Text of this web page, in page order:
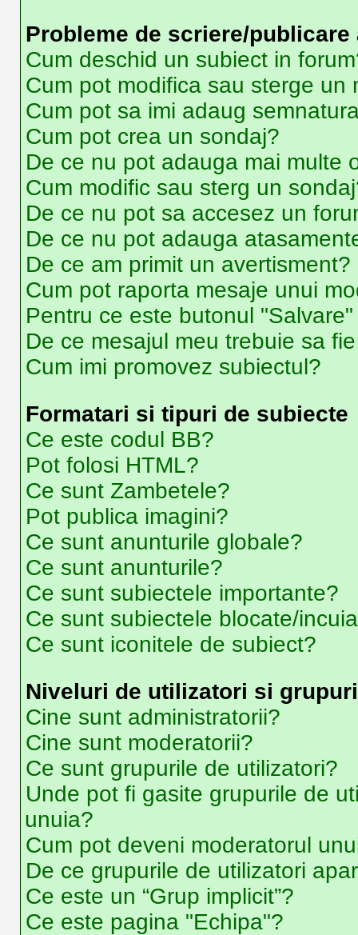
Probleme de scriere/publicare
Cum deschid un subiect in
Cum pot modifica sau sterge un
Cum pot sa imi adaug
Cum pot crea un sondaj?
De ce nu pot adauga mai multe
Cum modific sau sterg un
De ce nu pot sa accesez un
De ce nu pot adauga
De ce am primit un avertisment?
Cum pot raporta mesaje unui
Pentru ce este butonul
De ce mesajul meu trebuie sa
Cum imi promovez subiectul?
Formatari si tipuri de subiecte
Ce este codul BB?
Pot folosi HTML?
Ce sunt Zambetele?
Pot publica imagini?
Ce sunt anunturile globale?
Ce sunt anunturile?
Ce sunt subiectele importante?
Ce sunt subiectele blocate/
Ce sunt iconitele de subiect?
Niveluri de utilizatori si grupuri
Cine sunt administratorii?
Cine sunt moderatorii?
Ce sunt grupurile de utilizatori?
Unde pot fi gasite grupurile de
unuia?
Cum pot deveni moderatorul
De ce grupurile de utilizatori
Ce este un “Grup implicit”?
Ce este pagina "Echipa"?